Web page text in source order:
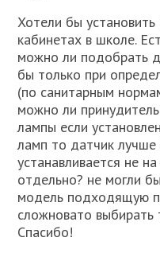
Хотели бы
кабинетах в школе.
можно ли подобрать
бы только при
(по санитарным
можно ли
лампы если
ламп то датчик
устанавливается не
отдельно? не могли
модель подходящую
сложновато выбирать
Спасибо!